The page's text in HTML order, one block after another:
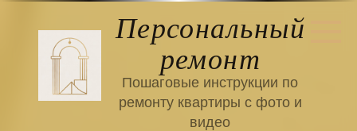
Персональный
ремонт
Пошаговые инструкции по
ремонту квартиры с фото и
видео